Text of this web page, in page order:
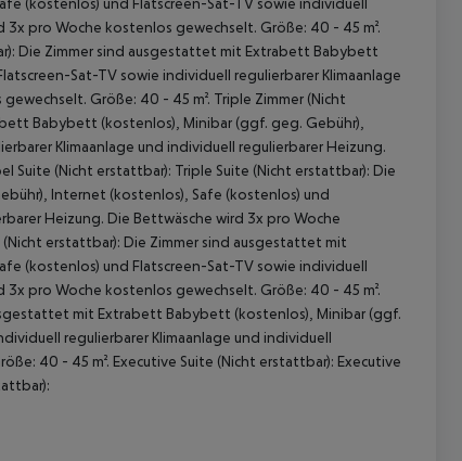
pro Woche kostenlos gewechselt. Größe: 40 - 45 m².
Die Zimmer sind ausgestattet mit Extrabett Babybett
Sat-TV sowie individuell regulierbarer Klimaanlage
Größe: 40 - 45 m². Triple Zimmer (Nicht
Babybett (kostenlos), Minibar (ggf. geg. Gebühr),
Klimaanlage und individuell regulierbarer Heizung.
Suite (Nicht erstattbar): Triple Suite (Nicht erstattbar): Die
Internet (kostenlos), Safe (kostenlos) und
Heizung. Die Bettwäsche wird 3x pro Woche
erstattbar): Die Zimmer sind ausgestattet mit
(kostenlos) und Flatscreen-Sat-TV sowie individuell
pro Woche kostenlos gewechselt. Größe: 40 - 45 m².
mit Extrabett Babybett (kostenlos), Minibar (ggf.
regulierbarer Klimaanlage und individuell
40 - 45 m². Executive Suite (Nicht erstattbar): Executive